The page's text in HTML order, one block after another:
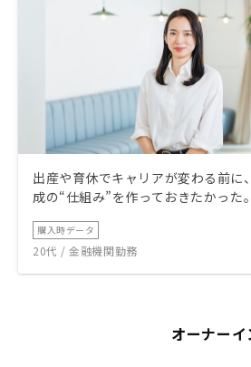
出産や育休でキャリアが変わる前に
成の“仕組み”を作っておきたかった。
購入時データ
20代 / 金融機関勤務
オーナー